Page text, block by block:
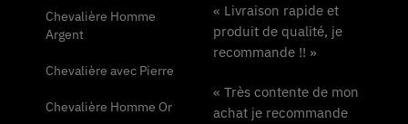
Chevalière Homme
Argent
Chevalière avec Pierre
Chevalière Homme Or
« Livraison rapide et
produit de qualité, je
recommande !! »
« Très contente de mon
achat je recommande